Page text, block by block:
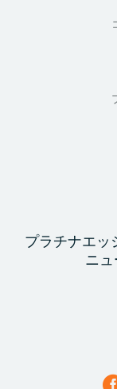
プラチナエッ
ニュ